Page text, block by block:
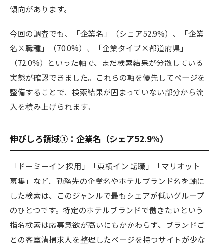
傾向があります。
今回の調査でも、「企業名」（シェア52.9%）、「企業
名×職種」（70.0%）、「企業タイプ×都道府県」
（72.0%）といった軸で、まだ検索結果が分散している
実態が確認できました。これらの軸を優先してページを
整備することで、検索結果が固まっていない部分から流
入を積み上げられます。
伸びしろ領域①：企業名（シェア52.9%）
「ドーミーイン 採用」「東横イン 転職」「マリオット
募集」など、勤務先の企業名やホテルブランド名を軸に
した検索は、このジャンルで最もシェアが低いグループ
のひとつです。特定のホテルブランドで働きたいという
指名検索は応募意欲が高いにもかかわらず、ブランドご
との客室清掃求人を整理したページを持つサイトが少な